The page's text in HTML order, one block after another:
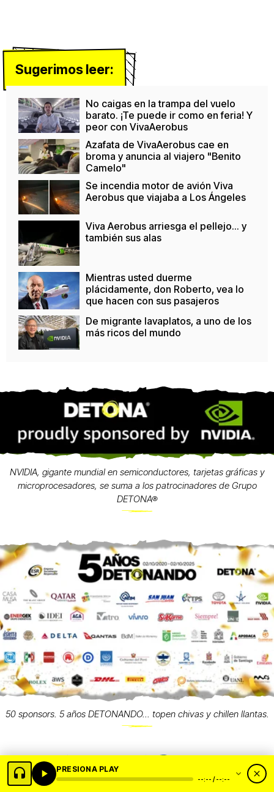
Sugerimos leer:
No caigas en la trampa del vuelo
barato. ¡Te puede ir como en feria! Y
peor con VivaAerobus
Azafata de VivaAerobus cae en
broma y anuncia al viajero "Benito
Camelo"
Se incendia motor de avión Viva
Aerobus que viajaba a Los Ángeles
Viva Aerobus arriesga el pellejo... y
también sus alas
Mientras usted duerme
plácidamente, don Roberto, vea lo
que hacen con sus pasajeros
De migrante lavaplatos, a uno de los
más ricos del mundo
NVIDIA, gigante mundial en semiconductores, tarjetas gráficas y
microprocesadores, se suma a los patrocinadores de Grupo
DETONA®
50 sponsors. 5 años DETONANDO... topen chivas y chillen llantas.
PRESIONA PLAY
--:-- / --:--